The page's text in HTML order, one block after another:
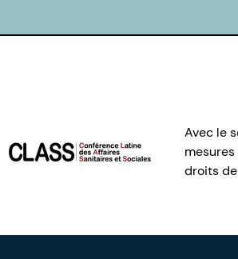
Avec le
droits